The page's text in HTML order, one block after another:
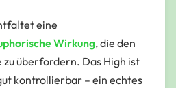
eine
Wirkung, die den
überfordern. Das High ist
kontrollierbar – ein echtes